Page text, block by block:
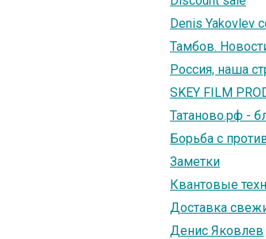
Denis Yakovlev
Тамбов.
Россия, наша
SKEY FILM
Татаново.рф -
Борьба с
Заметки
Квантовые
Доставка
Денис Яковлев